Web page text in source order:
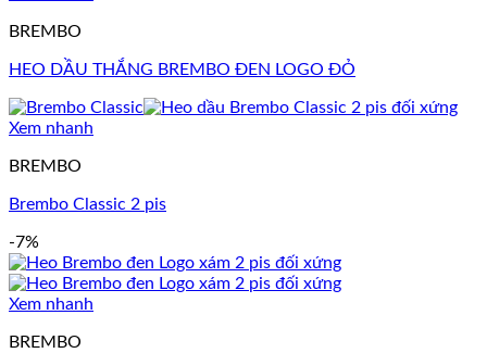
BREMBO
HEO DẦU THẮNG BREMBO ĐEN LOGO ĐỎ
Xem nhanh
BREMBO
Brembo Classic 2 pis
-7%
Xem nhanh
BREMBO